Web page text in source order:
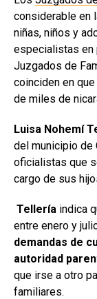
considerable en
niñas, niños y
especialistas en
Juzgados de
coinciden en
de miles de
Luisa Nohemí
del municipio de
oficialistas que
cargo de sus
Tellería indica
entre enero y
demandas de
autoridad
que irse a otro
familiares.